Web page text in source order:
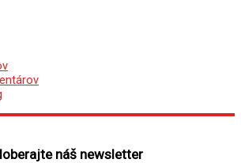
náš newsletter